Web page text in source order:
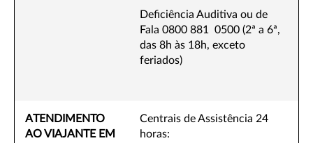
Deficiência Auditiva ou de
Fala 0800 881 0500 (2ª a 6ª,
das 8h às 18h, exceto
feriados)
ATENDIMENTO
AO VIAJANTE EM
Centrais de Assistência 24
horas: